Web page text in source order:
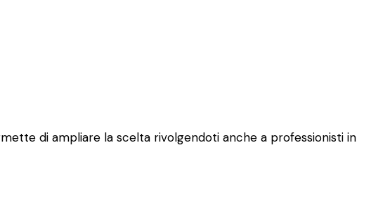
di ampliare la scelta rivolgendoti anche a professionisti in